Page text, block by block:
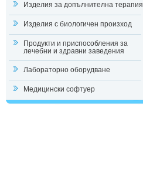
Изделия за допълнителна терапия
Изделия с биологичен произход
Продукти и приспособления за
лечебни и здравни заведения
Лабораторно оборудване
Медицински софтуер